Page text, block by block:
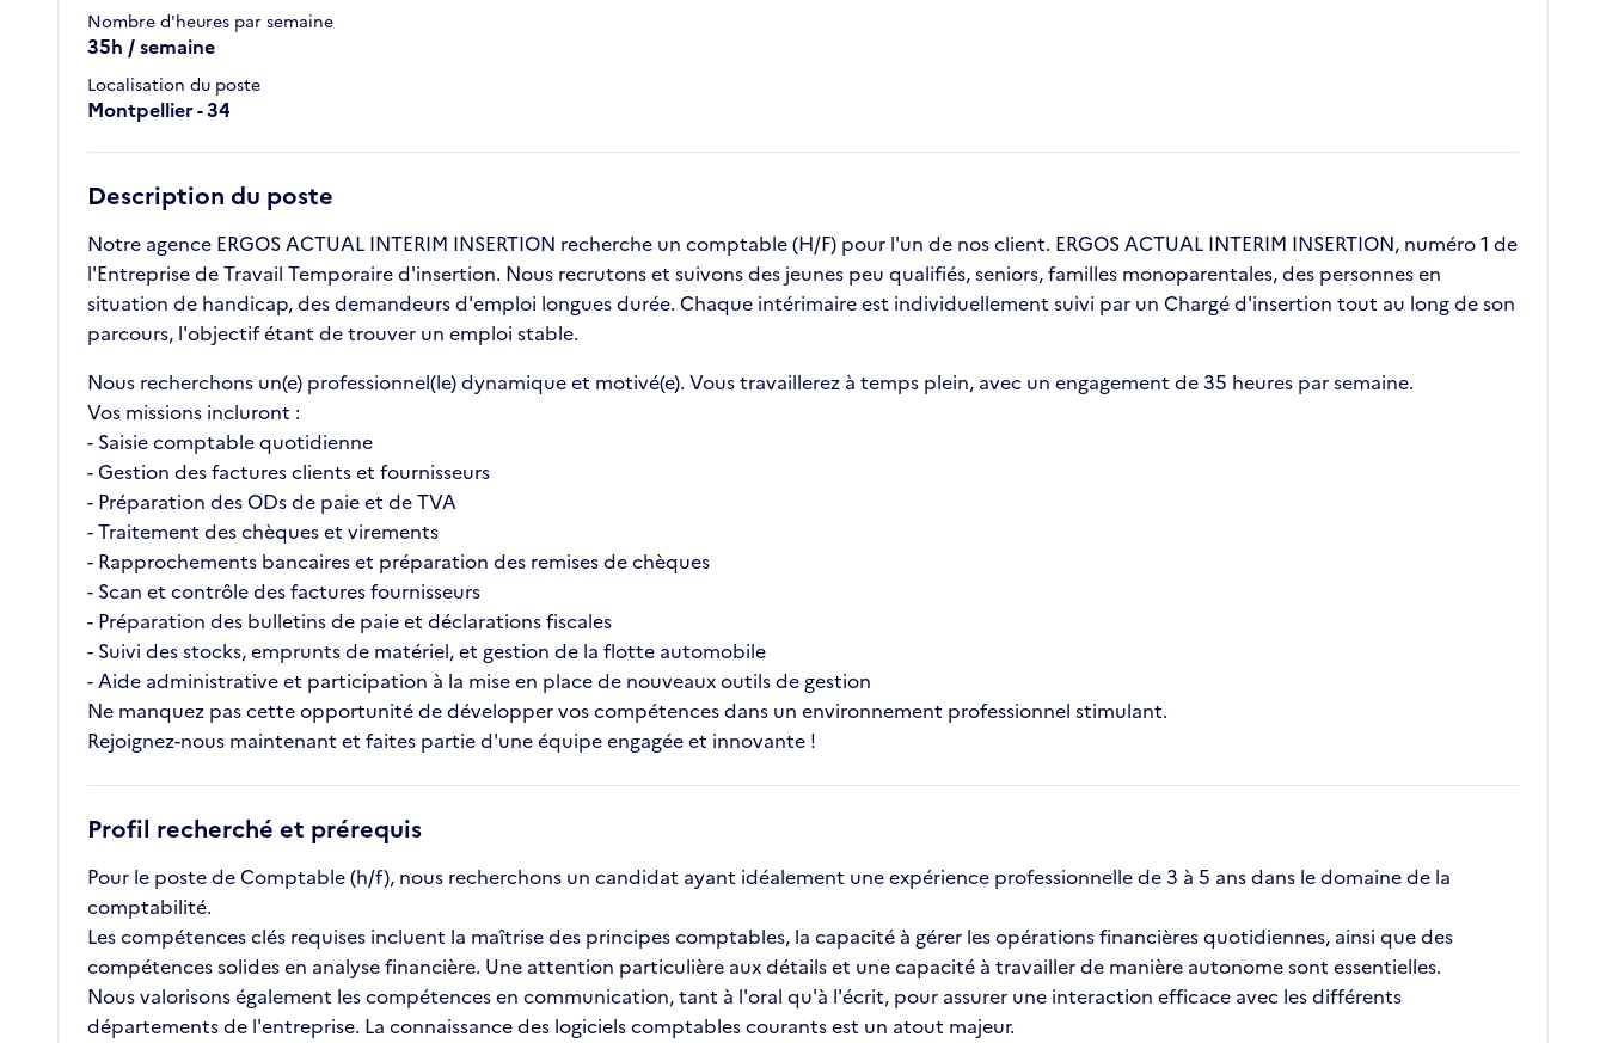
Nombre d'heures par semaine
35h / semaine
Localisation du poste
Montpellier - 34
Description du poste
Notre agence ERGOS ACTUAL INTERIM INSERTION recherche un comptable (H/F) pour l'un de nos client. ERGOS ACTUAL INTERIM INSERTION, numéro 1 de
l'Entreprise de Travail Temporaire d'insertion. Nous recrutons et suivons des jeunes peu qualifiés, seniors, familles monoparentales, des personnes en
situation de handicap, des demandeurs d'emploi longues durée. Chaque intérimaire est individuellement suivi par un Chargé d'insertion tout au long de son
parcours, l'objectif étant de trouver un emploi stable.
Nous recherchons un(e) professionnel(le) dynamique et motivé(e). Vous travaillerez à temps plein, avec un engagement de 35 heures par semaine.
Vos missions incluront :
- Saisie comptable quotidienne
- Gestion des factures clients et fournisseurs
- Préparation des ODs de paie et de TVA
- Traitement des chèques et virements
- Rapprochements bancaires et préparation des remises de chèques
- Scan et contrôle des factures fournisseurs
- Préparation des bulletins de paie et déclarations fiscales
- Suivi des stocks, emprunts de matériel, et gestion de la flotte automobile
- Aide administrative et participation à la mise en place de nouveaux outils de gestion
Ne manquez pas cette opportunité de développer vos compétences dans un environnement professionnel stimulant.
Rejoignez-nous maintenant et faites partie d'une équipe engagée et innovante !
Profil recherché et prérequis
Pour le poste de Comptable (h/f), nous recherchons un candidat ayant idéalement une expérience professionnelle de 3 à 5 ans dans le domaine de la
comptabilité.
Les compétences clés requises incluent la maîtrise des principes comptables, la capacité à gérer les opérations financières quotidiennes, ainsi que des
compétences solides en analyse financière. Une attention particulière aux détails et une capacité à travailler de manière autonome sont essentielles.
Nous valorisons également les compétences en communication, tant à l'oral qu'à l'écrit, pour assurer une interaction efficace avec les différents
départements de l'entreprise. La connaissance des logiciels comptables courants est un atout majeur.